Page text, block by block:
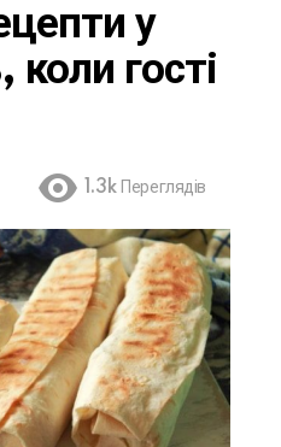
у
гості
1.3k Переглядів